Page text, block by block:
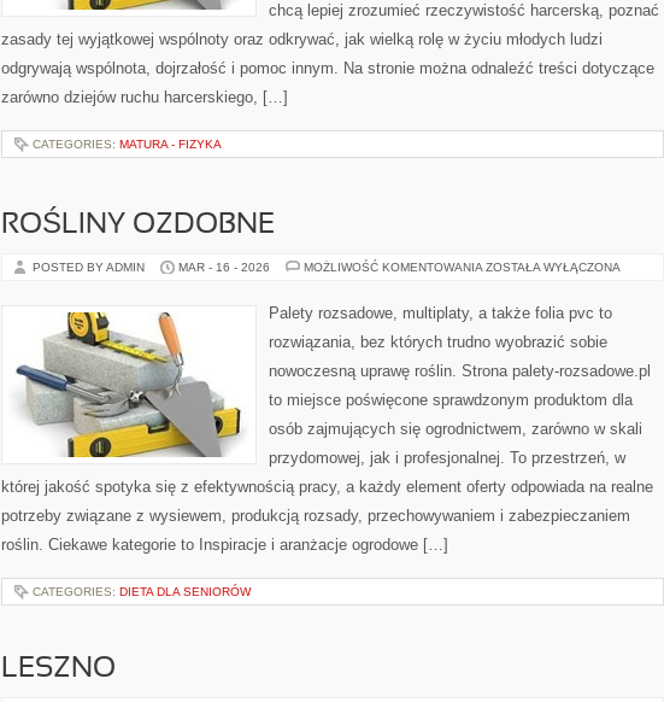
chcą lepiej zrozumieć rzeczywistość harcerską, poznać
zasady tej wyjątkowej wspólnoty oraz odkrywać, jak wielką rolę w życiu młodych ludzi
odgrywają wspólnota, dojrzałość i pomoc innym. Na stronie można odnaleźć treści dotyczące
zarówno dziejów ruchu harcerskiego, […]
CATEGORIES: MATURA - FIZYKA
ROŚLINY OZDOBNE
POSTED BY ADMIN MAR - 16 - 2026 MOŻLIWOŚĆ KOMENTOWANIA ROŚLINY
ZOSTAŁA WYŁĄCZONA
Palety rozsadowe, multiplaty, a także folia pvc to
rozwiązania, bez których trudno wyobrazić sobie
nowoczesną uprawę roślin. Strona palety-rozsadowe.pl
to miejsce poświęcone sprawdzonym produktom dla
osób zajmujących się ogrodnictwem, zarówno w skali
przydomowej, jak i profesjonalnej. To przestrzeń, w
której jakość spotyka się z efektywnością pracy, a każdy element oferty odpowiada na realne
potrzeby związane z wysiewem, produkcją rozsady, przechowywaniem i zabezpieczaniem
roślin. Ciekawe kategorie to Inspiracje i aranżacje ogrodowe […]
CATEGORIES: DIETA DLA SENIORÓW
LESZNO